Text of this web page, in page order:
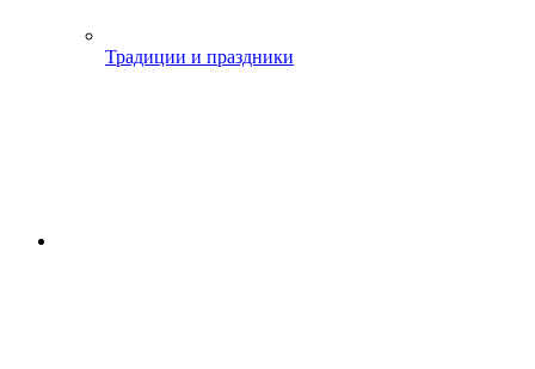
Традиции и праздники